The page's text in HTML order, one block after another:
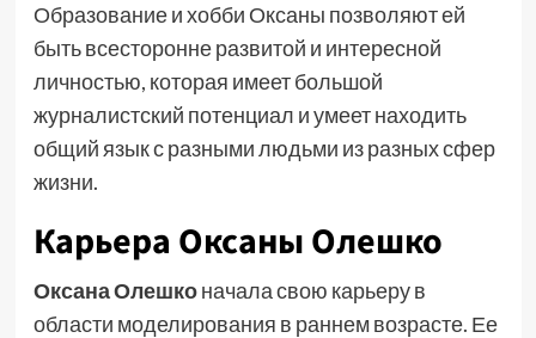
Образование и хобби Оксаны позволяют ей
быть всесторонне развитой и интересной
личностью, которая имеет большой
журналистский потенциал и умеет находить
общий язык с разными людьми из разных сфер
жизни.
Карьера Оксаны Олешко
Оксана Олешконачала свою карьеру в
области моделирования в раннем возрасте. Ее